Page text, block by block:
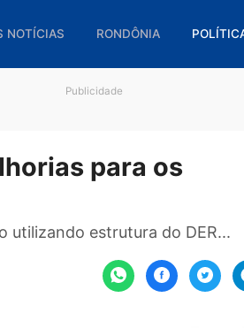
ÚLTIMAS NOTÍCIAS RONDÔNIA
para os
utilizando estrutura